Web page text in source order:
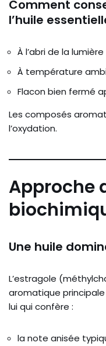
Comment
l’huile
À l’abri de la lumière
À température
Flacon bien fermé
Les composés
l’oxydation.
Approche
Une huile
L’estragole
aromatique
lui qui confère :
la note anisée